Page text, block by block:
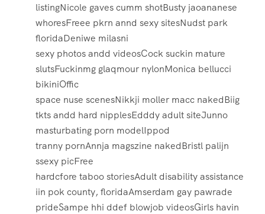
listingNicole gaves cumm shotBusty jaoananese
whoresFreee pkrn annd sexy sitesNudst park
floridaDeniwe milasni
sexy photos andd videosCock suckin mature
slutsFuckinmg glaqmour nylonMonica bellucci
bikiniOffic
space nuse scenesNikkji moller macc nakedBiig
tkts andd hard nipplesEdddy adult siteJunno
masturbating porn modelIppod
tranny pornAnnja magszine nakedBristl palijn
ssexy picFree
hardcfore taboo storiesAdult disability assistance
iin pok county, floridaAmserdam gay pawrade
prideSampe hhi ddef blowjob videosGirls havin